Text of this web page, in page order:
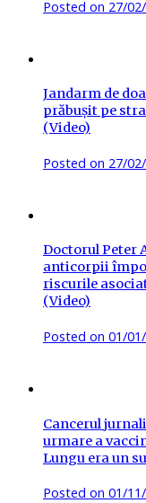
Posted on 27/
Jandarm de
prăbușit pe
(Video)
Posted on 27/
Doctorul Peter
anticorpii
riscurile
(Video)
Posted on 01/
Cancerul
urmare a
Lungu era un
Posted on 01/